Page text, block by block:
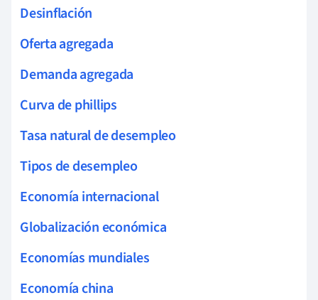
Desinflación
Oferta agregada
Demanda agregada
Curva de phillips
Tasa natural de desempleo
Tipos de desempleo
Economía internacional
Globalización económica
Economías mundiales
Economía china